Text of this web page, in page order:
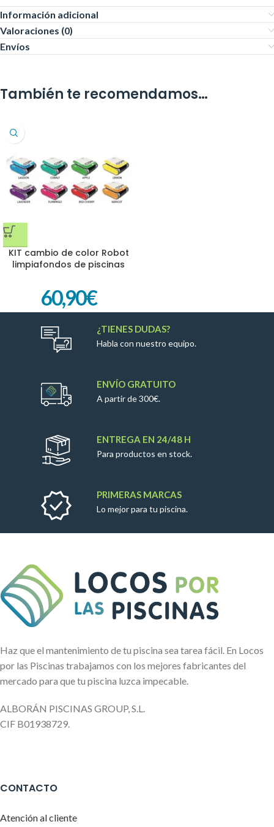
Información adicional
Valoraciones (0)
Envíos
También te recomendamos…
KIT cambio de color Robot
limpiafondos de piscinas
60,90€
¿TIENES DUDAS?
Habla con nuestro equipo.
ENVÍO GRATUITO
A partir de 300€.
ENTREGA EN 24/48 H
Para productos en stock.
PRIMERAS MARCAS
Lo mejor para tu piscina.
Haz que el mantenimiento de tu piscina sea tarea fácil. En Locos
por las Piscinas trabajamos con los mejores fabricantes del
mercado para que tu piscina luzca impecable.
ALBORÁN PISCINAS GROUP, S.L.
CIF B01938729.
CONTACTO
Atención al cliente